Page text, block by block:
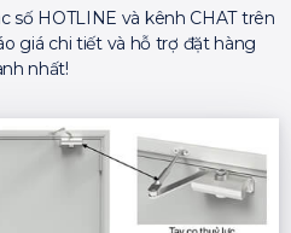
số HOTLINE và kênh CHAT trên
giá chi tiết và hỗ trợ đặt hàng
nhất!